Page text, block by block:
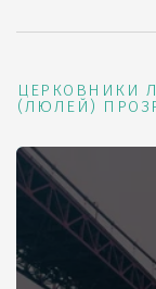
ЦЕРКОВНИКИ
(ЛЮЛЕЙ)